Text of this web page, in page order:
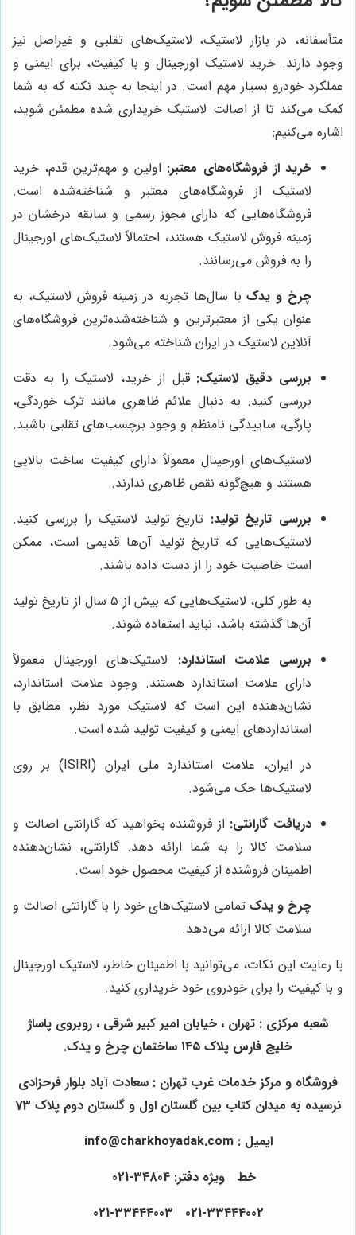
متأسفانه، در بازار لاستیک، لاستیک‌های تقلبی و غیراصل نیز
وجود دارند. خرید لاستیک اورجینال و با کیفیت، برای ایمنی و
عملکرد خودرو بسیار مهم است. در اینجا به چند نکته که به شما
کمک می‌کند تا از اصالت لاستیک خریداری شده مطمئن شوید،
اشاره می‌کنیم:
خرید از فروشگاه‌های معتبر: اولین و مهم‌ترین قدم، خرید
لاستیک از فروشگاه‌های معتبر و شناخته‌شده است.
فروشگاه‌هایی که دارای مجوز رسمی و سابقه درخشان در
زمینه فروش لاستیک هستند، احتمالاً لاستیک‌های اورجینال
را به فروش می‌رسانند.
چرخ و یدکبا سال‌ها تجربه در زمینه فروش لاستیک، به
عنوان یکی از معتبرترین و شناخته‌شده‌ترین فروشگاه‌های
آنلاین لاستیک در ایران شناخته می‌شود.
بررسی دقیق لاستیک: قبل از خرید، لاستیک را به دقت
بررسی کنید. به دنبال علائم ظاهری مانند ترک خوردگی،
پارگی، ساییدگی نامنظم و وجود برچسب‌های تقلبی باشید.
لاستیک‌های اورجینال معمولاً دارای کیفیت ساخت بالایی
هستند و هیچ‌گونه نقص ظاهری ندارند.
بررسی تاریخ تولید: تاریخ تولید لاستیک را بررسی کنید.
لاستیک‌هایی که تاریخ تولید آن‌ها قدیمی است، ممکن
است خاصیت خود را از دست داده باشند.
به طور کلی، لاستیک‌هایی که بیش از ۵ سال از تاریخ تولید
آن‌ها گذشته باشد، نباید استفاده شوند.
بررسی علامت استاندارد: لاستیک‌های اورجینال معمولاً
دارای علامت استاندارد هستند. وجود علامت استاندارد،
نشان‌دهنده این است که لاستیک مورد نظر، مطابق با
استانداردهای ایمنی و کیفیت تولید شده است.
در ایران، علامت استاندارد ملی ایران (ISIRI) بر روی
لاستیک‌ها حک می‌شود.
دریافت گارانتی: از فروشنده بخواهید که گارانتی اصالت و
سلامت کالا را به شما ارائه دهد. گارانتی، نشان‌دهنده
اطمینان فروشنده از کیفیت محصول خود است.
چرخ و یدک تمامی لاستیک‌های خود را با گارانتی اصالت و
سلامت کالا ارائه می‌دهد.
با رعایت این نکات، می‌توانید با اطمینان خاطر، لاستیک اورجینال
و با کیفیت را برای خودروی خود خریداری کنید.
شعبه مرکزی : تهران ، خیابان امیر کبیر شرقی ، روبروی پاساژ
خلیج فارس پلاک ۱۴۵ ساختمان چرخ و یدک.
فروشگاه و مرکز خدمات غرب تهران : سعادت آباد بلوار فرحزادی
نرسیده به میدان کتاب بین گلستان اول و گلستان دوم پلاک 73
ایمیل : info@charkhoyadak.com
خط ویژه دفتر: 34804-021